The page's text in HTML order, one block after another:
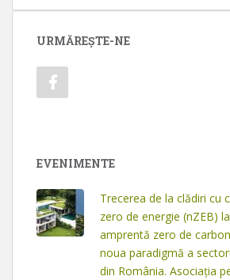
URMĂREȘTE-NE
EVENIMENTE
Trecerea de la clădiri cu
zero de energie (nZEB)
amprentă zero de
noua paradigmă a
din România. Asociația